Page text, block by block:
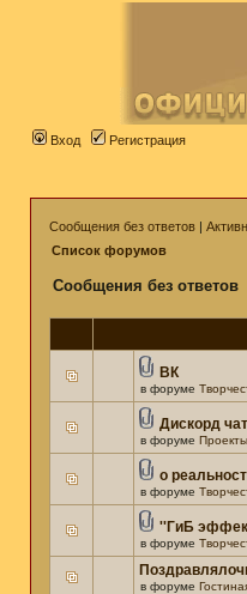
Вход Регистрация
Сообщения без ответов |
Список форумов
Сообщения без ответов
ВК
в форуме
Дискорд чат
в форуме Проекты
о
в форуме
''ГиБ
в форуме
в форуме